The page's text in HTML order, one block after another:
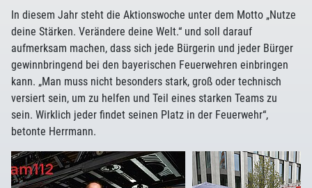
In diesem Jahr steht die Aktionswoche unter dem Motto „Nutze
deine Stärken. Verändere deine Welt.“ und soll darauf
aufmerksam machen, dass sich jede Bürgerin und jeder Bürger
gewinnbringend bei den bayerischen Feuerwehren einbringen
kann. „Man muss nicht besonders stark, groß oder technisch
versiert sein, um zu helfen und Teil eines starken Teams zu
sein. Wirklich jeder findet seinen Platz in der Feuerwehr“,
betonte Herrmann.